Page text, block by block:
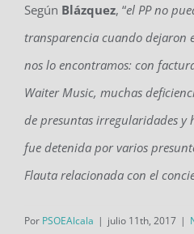
Según Blázquez, “el PP no
transparencia cuando dejaron
nos lo encontramos: con
Waiter Music, muchas
de presuntas irregularidades y
fue detenida por varios
Flauta relacionada con el
Por PSOEAlcala | julio 11th, 2017 |